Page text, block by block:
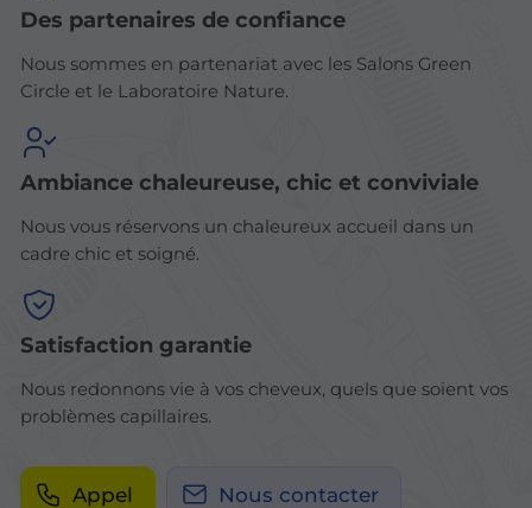
Des partenaires de confiance
Nous sommes en partenariat avec les Salons Green
Circle et le Laboratoire Nature.
Ambiance chaleureuse, chic et conviviale
Nous vous réservons un chaleureux accueil dans un
cadre chic et soigné.
Satisfaction garantie
Nous redonnons vie à vos cheveux, quels que soient vos
problèmes capillaires.
Appel Nous contacter